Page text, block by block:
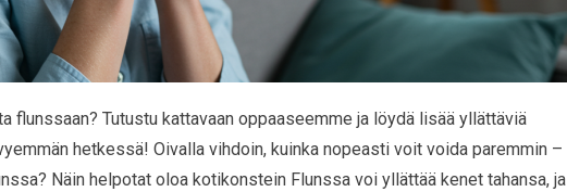
flunssaan? Tutustu kattavaan oppaaseemme ja löydä lisää yllättäviä
hetkessä! Oivalla vihdoin, kuinka nopeasti voit voida paremmin –
Näin helpotat oloa kotikonstein Flunssa voi yllättää kenet tahansa, ja